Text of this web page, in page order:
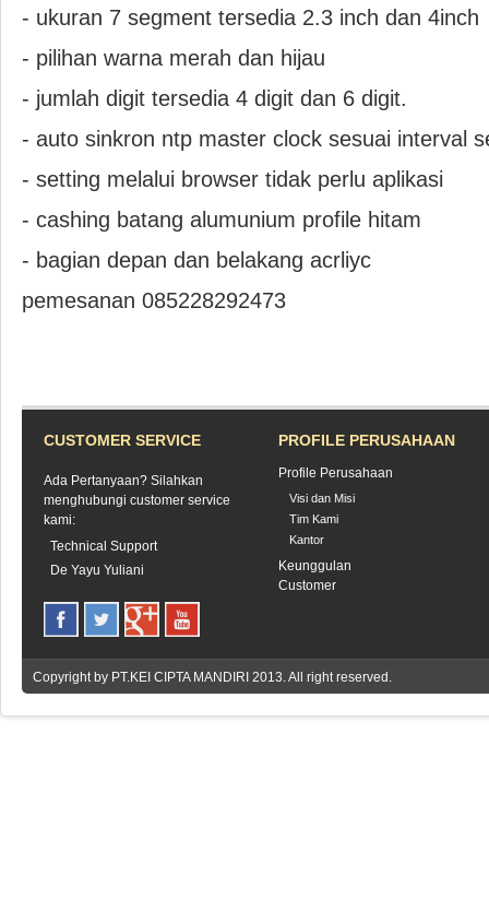
- ukuran 7 segment tersedia 2.3 inch dan 4inch
- pilihan warna merah dan hijau
- jumlah digit tersedia 4 digit dan 6 digit.
- auto sinkron ntp master clock sesuai interval
- setting melalui browser tidak perlu aplikasi
- cashing batang alumunium profile hitam
- bagian depan dan belakang acrliyc
pemesanan 085228292473
CUSTOMER SERVICE
Ada Pertanyaan? Silahkan
menghubungi customer service
kami:
Technical Support
De Yayu Yuliani
PROFILE PERUSAHAAN
Profile Perusahaan
Visi dan Misi
Tim Kami
Kantor
Keunggulan
Customer
Copyright by PT.KEI CIPTA MANDIRI 2013. All right reserved.